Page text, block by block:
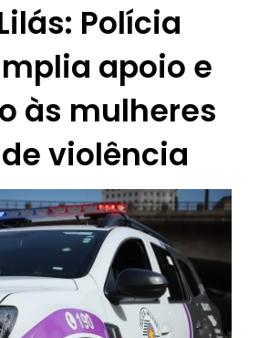
Polícia
apoio e
às mulheres
violência